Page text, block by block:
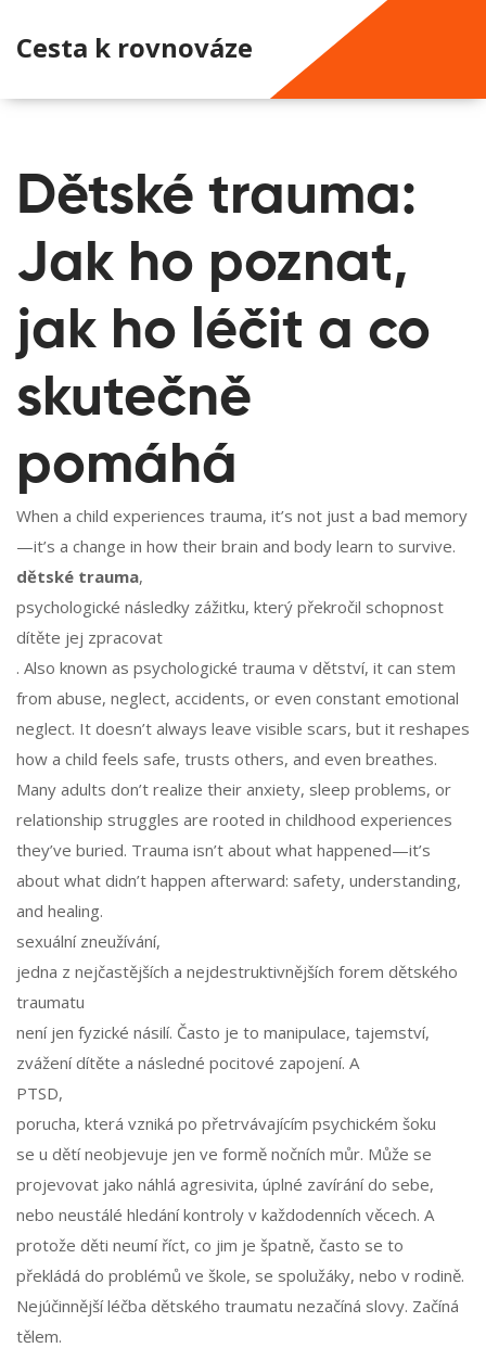
Cesta k rovnováze
Dětské trauma:
Jak ho poznat,
jak ho léčit a co
skutečně
pomáhá
When a child experiences trauma, it’s not just a bad memory
—it’s a change in how their brain and body learn to survive.
dětské trauma,
psychologické následky zážitku, který překročil schopnost
dítěte jej zpracovat
. Also known as psychologické trauma v dětství, it can stem
from abuse, neglect, accidents, or even constant emotional
neglect. It doesn’t always leave visible scars, but it reshapes
how a child feels safe, trusts others, and even breathes.
Many adults don’t realize their anxiety, sleep problems, or
relationship struggles are rooted in childhood experiences
they’ve buried. Trauma isn’t about what happened—it’s
about what didn’t happen afterward: safety, understanding,
and healing.
sexuální zneužívání,
jedna z nejčastějších a nejdestruktivnějších forem dětského
traumatu
není jen fyzické násilí. Často je to manipulace, tajemství,
zvážení dítěte a následné pocitové zapojení. A
PTSD,
porucha, která vzniká po přetrvávajícím psychickém šoku
se u dětí neobjevuje jen ve formě nočních můr. Může se
projevovat jako náhlá agresivita, úplné zavírání do sebe,
nebo neustálé hledání kontroly v každodenních věcech. A
protože děti neumí říct, co jim je špatně, často se to
překládá do problémů ve škole, se spolužáky, nebo v rodině.
Nejúčinnější léčba dětského traumatu nezačíná slovy. Začíná
tělem.